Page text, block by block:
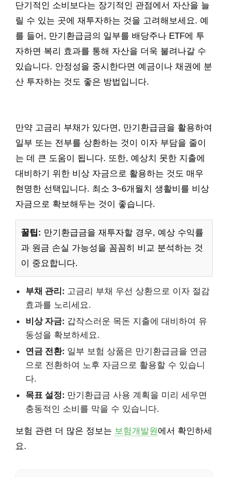
단기적인 소비보다는 장기적인 관점에서 자산을 늘
릴 수 있는 곳에 재투자하는 것을 고려해보세요. 예
를 들어, 만기환급금의 일부를 배당주나 ETF에 투
자하면 복리 효과를 통해 자산을 더욱 불려나갈 수
있습니다. 안정성을 중시한다면 예금이나 채권에 분
산 투자하는 것도 좋은 방법입니다.
만약 고금리 부채가 있다면, 만기환급금을 활용하여
일부 또는 전부를 상환하는 것이 이자 부담을 줄이
는 데 큰 도움이 됩니다. 또한, 예상치 못한 지출에
대비하기 위한 비상 자금으로 활용하는 것도 매우
현명한 선택입니다. 최소 3~6개월치 생활비를 비상
자금으로 확보해두는 것이 좋습니다.
꿀팁: 만기환급금을 재투자할 경우, 예상 수익률
과 원금 손실 가능성을 꼼꼼히 비교 분석하는 것
이 중요합니다.
부채 관리: 고금리 부채 우선 상환으로 이자 절감
효과를 노리세요.
비상 자금: 갑작스러운 목돈 지출에 대비하여 유
동성을 확보하세요.
연금 전환: 일부 보험 상품은 만기환급금을 연금
으로 전환하여 노후 자금으로 활용할 수 있습니
다.
목표 설정: 만기환급금 사용 계획을 미리 세우면
충동적인 소비를 막을 수 있습니다.
보험 관련 더 많은 정보는 보험개발원 에서 확인하세
요.